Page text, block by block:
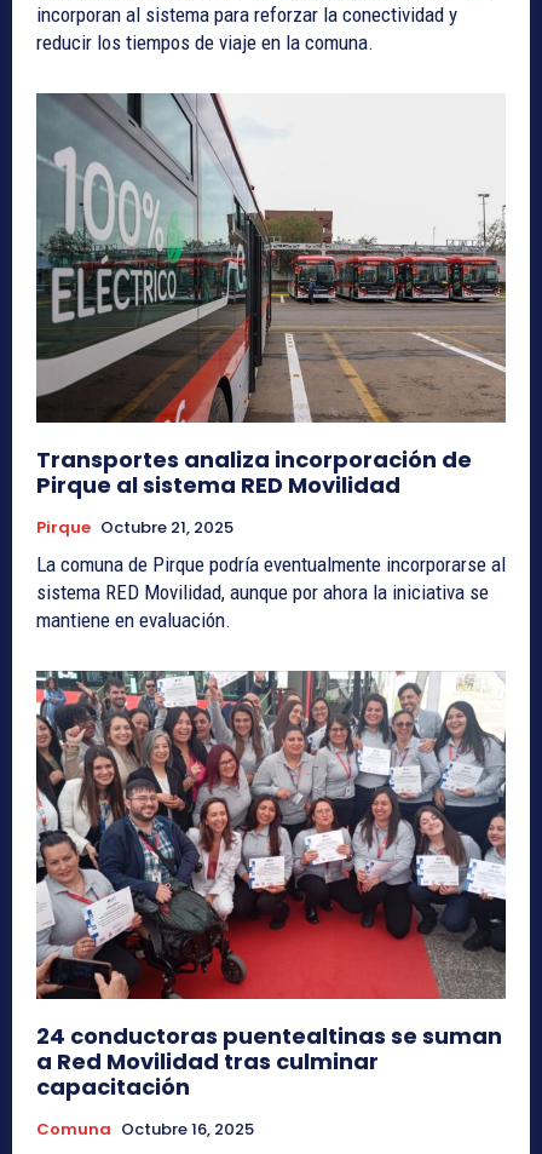
incorporan al sistema para reforzar la conectividad y
reducir los tiempos de viaje en la comuna.
Transportes analiza incorporación de
Pirque al sistema RED Movilidad
Pirque Octubre 21, 2025
La comuna de Pirque podría eventualmente incorporarse al
sistema RED Movilidad, aunque por ahora la iniciativa se
mantiene en evaluación.
24 conductoras puentealtinas se suman
a Red Movilidad tras culminar
capacitación
Comuna Octubre 16, 2025